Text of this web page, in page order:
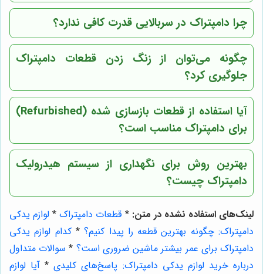
چرا دامپتراک در سربالایی قدرت کافی ندارد؟
چگونه می‌توان از زنگ زدن قطعات دامپتراک
جلوگیری کرد؟
آیا استفاده از قطعات بازسازی شده (Refurbished)
برای دامپتراک مناسب است؟
بهترین روش برای نگهداری از سیستم هیدرولیک
دامپتراک چیست؟
لینک‌های استفاده نشده در متن: * قطعات دامپتراک* لوازم یدکی
دامپتراک: چگونه بهترین قطعه را پیدا کنیم؟*کدام لوازم یدکی
دامپتراک برای عمر بیشتر ماشین ضروری است؟ * سوالات متداول
درباره خرید لوازم یدکی دامپتراک: پاسخ‌های کلیدی* آیا لوازم